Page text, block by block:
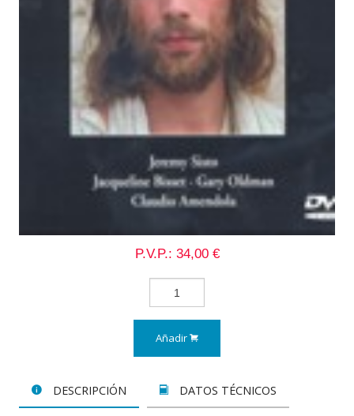
P.V.P.: 34,00 €
Añadir
DESCRIPCIÓN DATOS TÉCNICOS